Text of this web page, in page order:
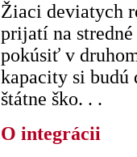
Žiaci deviatych
prijatí na
pokúsiť v
kapacity si budú
štátne ško. . .
O integrácii